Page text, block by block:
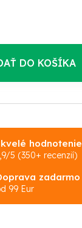
DO KOŠÍKA
hodnotenie
5 (350+ recenzií)
zadarmo
99 Eur